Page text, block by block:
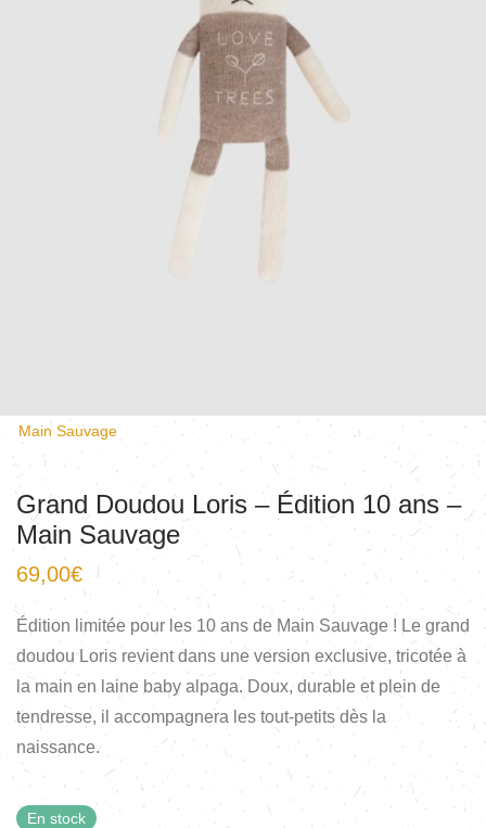
Main Sauvage
Grand Doudou Loris – Édition 10 ans –
Main Sauvage
69,00€
Édition limitée pour les 10 ans de Main Sauvage ! Le grand
doudou Loris revient dans une version exclusive, tricotée à
la main en laine baby alpaga. Doux, durable et plein de
tendresse, il accompagnera les tout-petits dès la
naissance.
En stock